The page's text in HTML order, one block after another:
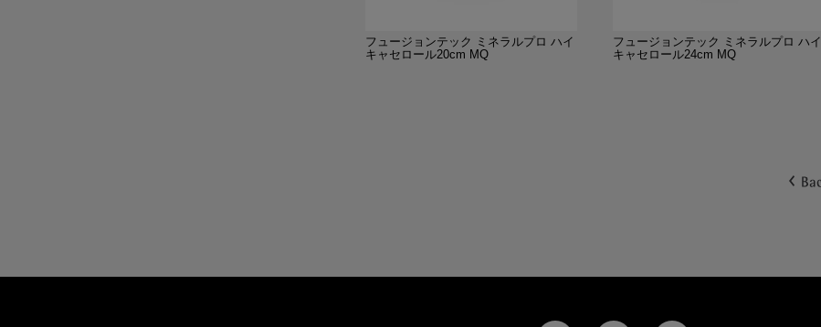
フュージョンテック ミネラルプロ ハイ
キャセロール20cm MQ
フュージョンテック ミネラルプロ ハイ
キャセロール24cm MQ